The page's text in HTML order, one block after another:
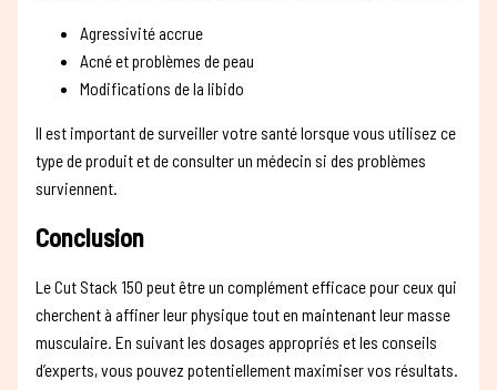
Agressivité accrue
Acné et problèmes de peau
Modifications de la libido
Il est important de surveiller votre santé lorsque vous utilisez ce
type de produit et de consulter un médecin si des problèmes
surviennent.
Conclusion
Le Cut Stack 150 peut être un complément efficace pour ceux qui
cherchent à affiner leur physique tout en maintenant leur masse
musculaire. En suivant les dosages appropriés et les conseils
d’experts, vous pouvez potentiellement maximiser vos résultats.